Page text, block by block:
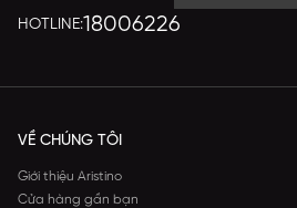
HOTLINE:18006226
VỀ CHÚNG TÔI
Giới thiệu Aristino
Cửa hàng gần bạn